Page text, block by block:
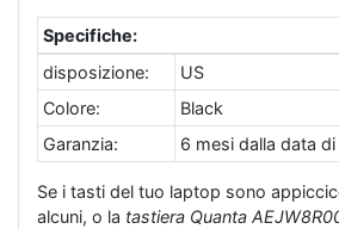
Specifiche:
disposizione:
US
Colore:
Black
Garanzia:
6 mesi dalla data
Se i tasti del tuo laptop sono
alcuni, o la tastiera Quanta